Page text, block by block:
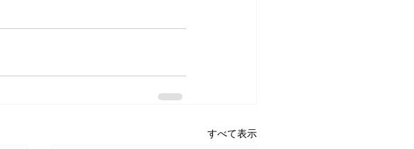
すべて表示